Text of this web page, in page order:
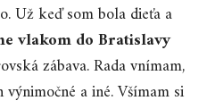
Už keď som bola dieťa a
vlakom do Bratislavy
zábava. Rada vnímam,
a iné. Všímam si